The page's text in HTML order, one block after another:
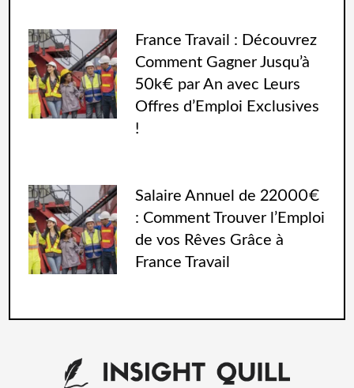
France Travail : Découvrez
Comment Gagner Jusqu’à
50k€ par An avec Leurs
Offres d’Emploi Exclusives
!
Salaire Annuel de 22000€
: Comment Trouver l’Emploi
de vos Rêves Grâce à
France Travail